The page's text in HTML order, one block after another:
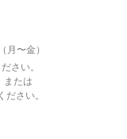
月〜金）
さい。
または
ださい。